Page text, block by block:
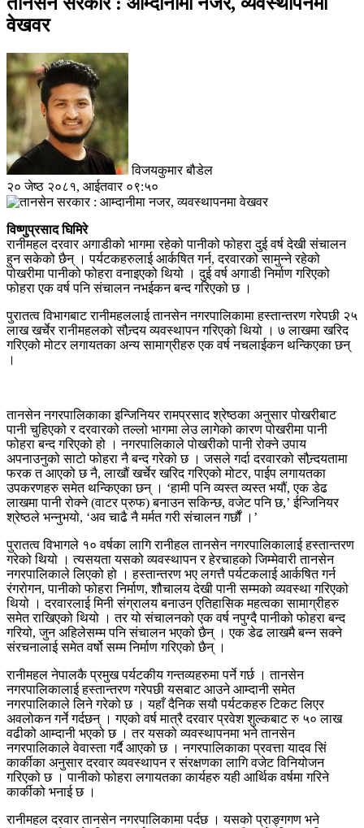
वेखवर
विजयकुमार बौडेल
२० जेष्ठ २०८१, आईतवार ०९:५०
विष्णुप्रसाद घिमिरे
रानीमहल दरवार अगाडीको भागमा रहेको पानीको फोहरा दुई वर्ष देखी संचालन
हुन सकेको छैन् । पर्यटकहरुलाई आर्कषित गर्न, दरवारको सामुन्ने रहेको
पोखरीमा पानीको फोहरा वनाइएको थियो । दुई वर्ष अगाडी निर्माण गरिएको
फोहरा एक वर्ष पनि संचालन नभईकन बन्द गरिएको छ ।
पुरातत्व विभागबाट रानीमहललाई तानसेन नगरपालिकामा हस्तान्तरण गरेपछी २५
लाख खर्चेर रानीमहलको सौन्र्दय व्यवस्थापन गरिएको थियो । ७ लाखमा खरिद
गरिएको मोटर लगायतका अन्य सामाग्रीहरु एक वर्ष नचलाईकन थन्किएका छन्
।
तानसेन नगरपालिकाका इन्जिनियर रामप्रसाद श्रेष्ठका अनुसार पोखरीबाट
पानी चुहिएको र दरवारको तल्लो भागमा लेउ लागेको कारण पोखरीमा पानी
फोहरा बन्द गरिएको हो । नगरपालिकाले पोखरीको पानी रोक्ने उपाय
अपनाउनुको साटो फोहरा नै बन्द गरेको छ । जसले गर्दा दरवारको सौन्र्दयतामा
फरक त आएको छ नै, लाखौं खर्चेर खरिद गरिएको मोटर, पाईप लगायतका
उपकरणहरु समेत थन्किएका छन् । ‘हामी पनि व्यस्त व्यस्त भयौं, एक डेढ
लाखमा पानी रोक्ने (वाटर प्रुफ) बनाउन सकिन्छ, वजेट पनि छ,’ ईन्जिनियर
श्रेष्ठले भन्नुभयो, ‘अव चाढै नै मर्मत गरी संचालन गर्छौं ।’
पुरातत्व विभागले १० वर्षका लागि रानीहल तानसेन नगरपालिकालाई हस्तान्तरण
गरेको थियो । त्यसयता यसको व्यवस्थापन र हेरचाहको जिम्मेवारी तानसेन
नगरपालिकाले लिएको हो । हस्तान्तरण भए लगत्तै पर्यटकलाई आर्कषित गर्न
रंगरोगन, पानीको फोहरा निर्माण, शौचालय देखी पानी सम्मको व्यवस्था गरिएको
थियो । दरवारलाई मिनी संग्रालय बनाउन एतिहासिक महत्वका सामाग्रीहरु
समेत राखिएको थियो । तर यो संचालनको एक वर्ष नपुग्दै पानीको फोहरा बन्द
गरियो, जुन अहिलेसम्म पनि संचालन भएको छैन् । एक डेढ लाखमै बन्न सक्ने
संरचनालाई समेत वर्षो सम्म निर्माण गरिएको छैन् ।
रानीमहल नेपालकै प्रमुख पर्यटकीय गन्तव्यहरुमा पर्ने गर्छ । तानसेन
नगरपालिकालाई हस्तान्तरण गरेपछी यसबाट आउने आम्दानी समेत
नगरपालिकाले लिने गरेको छ । यहाँ दैनिक सयौ पर्यटकहरु टिकट लिएर
अवलोकन गर्ने गर्दछन् । गएको वर्ष मात्रै दरवार प्रवेश शुल्कबाट रु ५० लाख
वढीको आम्दानी भएको छ । तर यसको व्यवस्थापनमा भने तानसेन
नगरपालिकाले वेवास्ता गर्दै आएको छ । नगरपालिकाका प्रवत्ता यादव सिं
कार्कीका अनुसार दरवार व्यवस्थापन र संरक्षणका लागि वजेट विनियोजन
गरिएको छ । पानीको फोहरा लगायतका कार्यहरु यही आर्थिक वर्षमा गरिने
कार्कीको भनाई छ ।
रानीमहल दरवार तानसेन नगरपालिकामा पर्दछ । यसको प्राङ्गगण भने